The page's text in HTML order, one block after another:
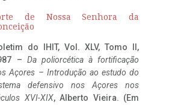
de Nossa Senhora da
do IHIT, Vol. XLV, Tomo II,
– Da poliorcética à fortificação
Açores – Introdução ao estudo do
defensivo nos Açores nos
XVI-XIX, Alberto Vieira. (Em